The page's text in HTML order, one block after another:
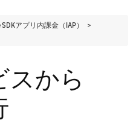
アプリ内課金（IAP） >
スから